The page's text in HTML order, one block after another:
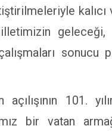
kalıcı
geleceği,
sonucu
101.
bir vatan